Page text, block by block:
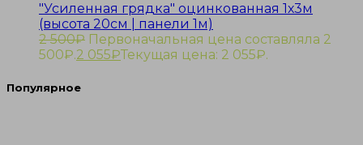
"Усиленная грядка" оцинкованная 1х3м
(высота 20см | панели 1м)
2 500₽ Первоначальная цена составляла 2
500₽.2 055₽Текущая цена: 2 055₽.
Популярное